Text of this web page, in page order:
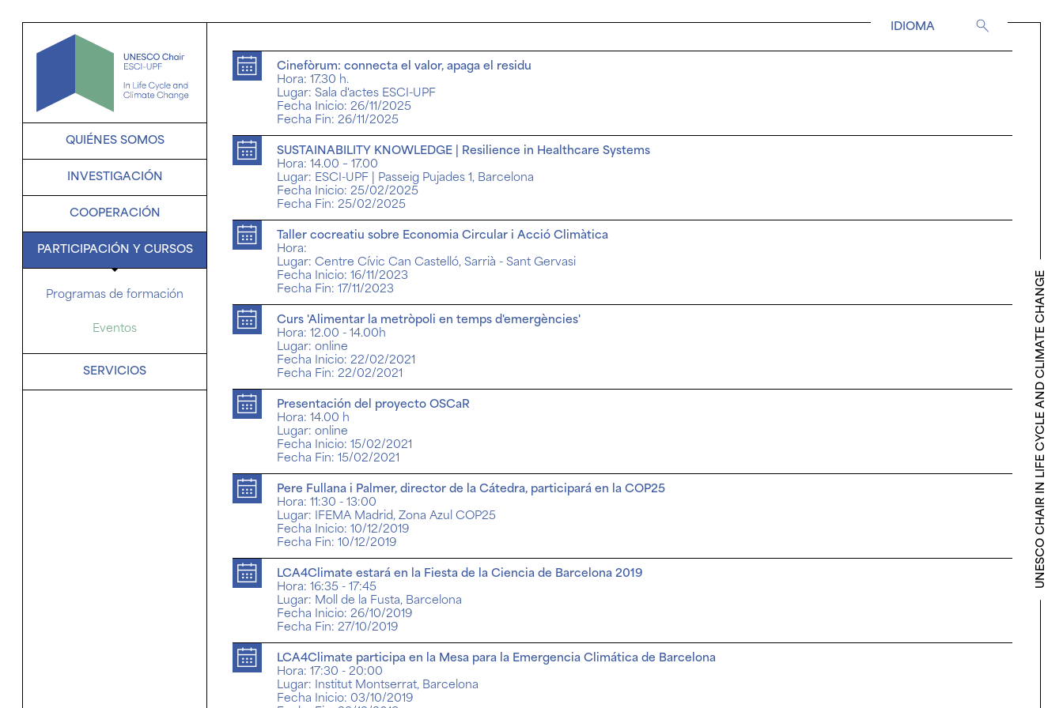
QUIÉNES SOMOS
Mensaje del director
Misión de la Cátedra
Organización
patrocinadores
INVESTIGACIÓN
Líneas de investigación
Publicaciones
COOPERACIÓN
BCN LCM Cluster
PARTICIPACIÓN Y CURSOS
Programas de formación
Eventos
Recursos
SERVICIOS
UNESCO CHAIR IN
LIFE CYCLE AND CLIMATE CHANGE
IDIOMA
Eventos
Cinefòrum: connecta el valor, apaga el residu
Hora: 17.30 h.
Lugar: Sala d'actes ESCI-UPF
Fecha Inicio: 26/11/2025
Fecha Fin: 26/11/2025
SUSTAINABILITY KNOWLEDGE | Resilience in Healthcare Systems
Hora: 14.00 – 17.00
Lugar: ESCI-UPF | Passeig Pujades 1, Barcelona
Fecha Inicio: 25/02/2025
Fecha Fin: 25/02/2025
Taller cocreatiu sobre Economia Circular i Acció Climàtica
Hora:
Lugar: Centre Cívic Can Castelló, Sarrià - Sant Gervasi
Fecha Inicio: 16/11/2023
Fecha Fin: 17/11/2023
Curs 'Alimentar la metròpoli en temps d'emergències'
Hora: 12.00 - 14.00h
Lugar: online
Fecha Inicio: 22/02/2021
Fecha Fin: 22/02/2021
Presentación del proyecto OSCaR
Hora: 14.00 h
Lugar: online
Fecha Inicio: 15/02/2021
Fecha Fin: 15/02/2021
Pere Fullana i Palmer, director de la Cátedra, participará en la COP25
Hora: 11:30 - 13:00
Lugar: IFEMA Madrid, Zona Azul COP25
Fecha Inicio: 10/12/2019
Fecha Fin: 10/12/2019
LCA4Climate estará en la Fiesta de la Ciencia de Barcelona 2019
Hora: 16:35 - 17:45
Lugar: Moll de la Fusta, Barcelona
Fecha Inicio: 26/10/2019
Fecha Fin: 27/10/2019
LCA4Climate participa en la Mesa para la Emergencia Climática de Barcelona
Hora: 17:30 - 20:00
Lugar: Institut Montserrat, Barcelona
Fecha Inicio: 03/10/2019